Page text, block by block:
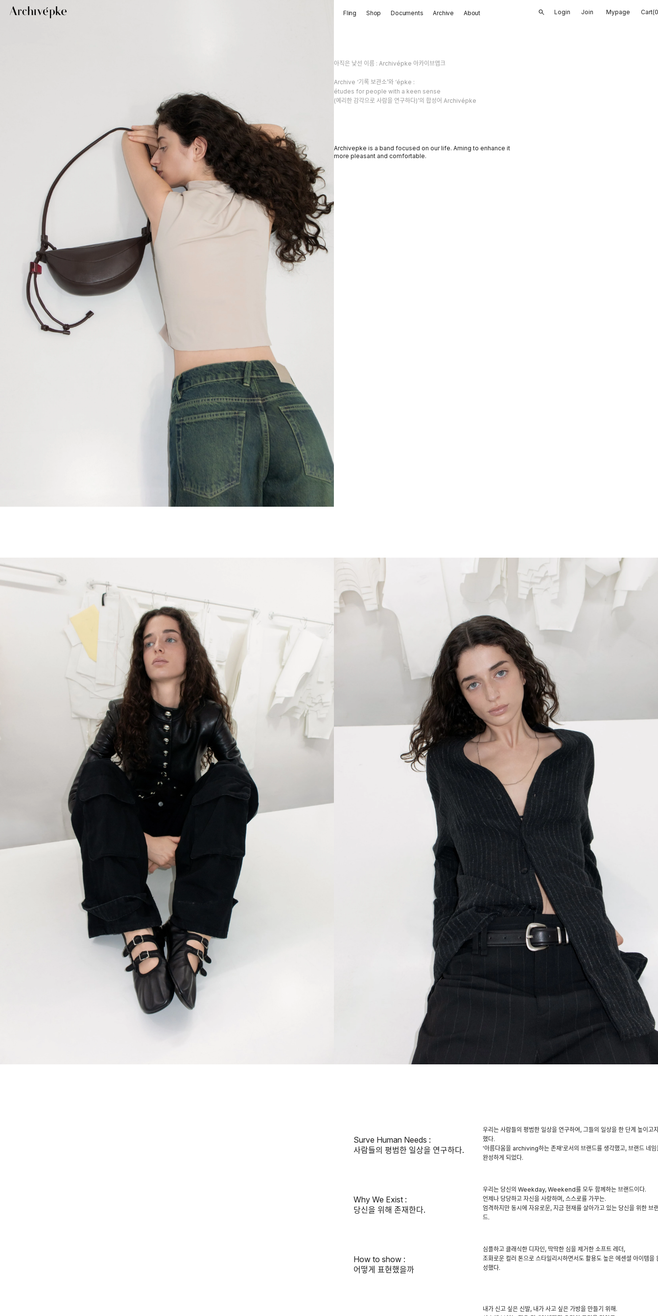
Fling Shop Documents Archive About Login Join Mypage Cart(0
아직은 낯선 이름 : Archivépke 아카이브앱크
Archive ‘기록 보관소’와 ‘épke :
études for people with a keen sense
(예리한 감각으로 사람을 연구하다)’의 합성어 Archivépke
Archivepke is a band focused on our life. Aming to enhance it
more pleasant and comfortable.
Surve Human Needs :
사람들의 평범한 일상을 연구하다.
우리는 사람들의 평범한 일상을 연구하여, 그들의 일상을 한 단계 높이고
했다.
'아름다움을 archiving하는 존재'로서의 브랜드를 생각했고, 브랜드 네임
완성하게 되었다.
Why We Exist :
당신을 위해 존재한다.
우리는 당신의 Weekday, Weekend를 모두 함께하는 브랜드이다.
언제나 당당하고 자신을 사랑하며, 스스로를 가꾸는.
엄격하지만 동시에 자유로운, 지금 현재를 살아가고 있는 당신을 위한 브
드.
How to show :
어떻게 표현했을까
심플하고 클래식한 디자인, 딱딱한 심을 제거한 소프트 레더,
조화로운 컬러 톤으로 스타일리시하면서도 활용도 높은 에센셜 아이템을
성했다.
내가 신고 싶은 신발, 내가 사고 싶은 가방을 만들기 위해.